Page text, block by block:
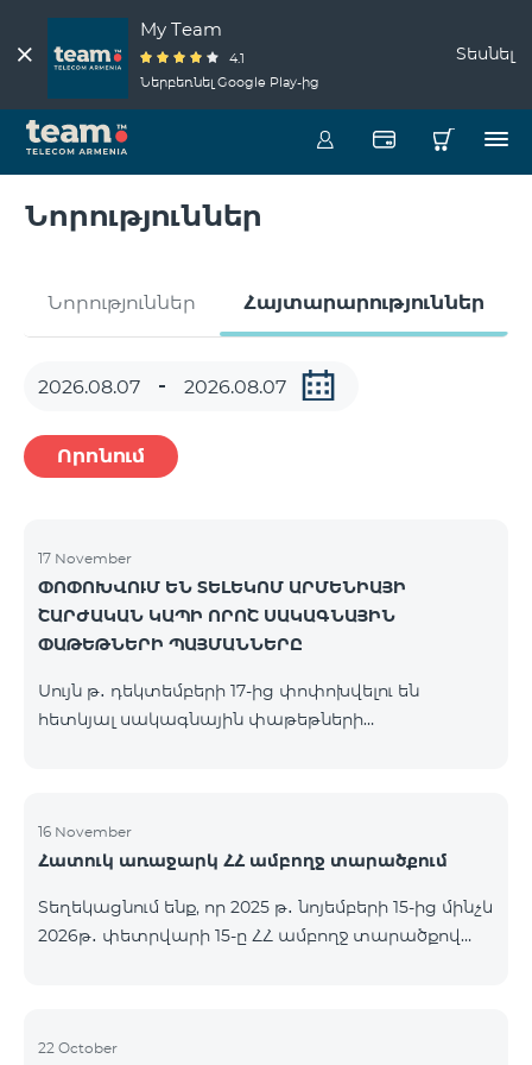
My Team
4.1
Ներբեռնել Google Play-ից
Տեսնել
Նորություններ
Նորություններ Հայտարարություններ
Որոնում
17 November
ՓՈՓՈԽՎՈՒՄ ԵՆ ՏԵԼԵԿՈՄ ԱՐՄԵՆԻԱՅԻ
ՇԱՐԺԱԿԱՆ ԿԱՊԻ ՈՐՈՇ ՍԱԿԱԳՆԱՅԻՆ
ՓԱԹԵԹՆԵՐԻ ՊԱՅՄԱՆՆԵՐԸ
Սույն թ․ դեկտեմբերի 17-ից փոփոխվելու են
հետևյալ սակագնային փաթեթների
նախկին 2000 դրամի փոխարեն։ Բաժանորդները
կստանան 600 րոպե դեպի ՀՀ բոլոր ցանցեր, ԱՄՆ,
փոխարեն և 14 ԳԲ ինտերնետ` նախկին 7 ԳԲ-ի
փոխարեն։ Կանխավճարային «Be Free 3000»
16 November
Հատուկ առաջարկ ՀՀ ամբողջ տարածքում
Տեղեկացնում ենք, որ 2025 թ․ նոյեմբերի 15-ից մինչև
2026թ․ փետրվարի 15-ը ՀՀ ամբողջ տարածքով
9900 մարզային և ԿՈՄԲՈ 4 9900 փաթեթները`
22 October